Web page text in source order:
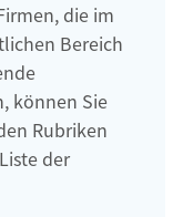
die im
Bereich
können Sie
Rubriken
der